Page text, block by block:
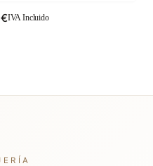
€IVA Incluido